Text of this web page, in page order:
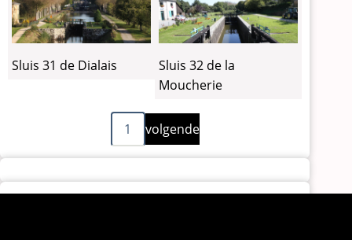
Sluis 31 de Dialais
Sluis 32 de la
Moucherie
1
Volgende
pagina
volgende